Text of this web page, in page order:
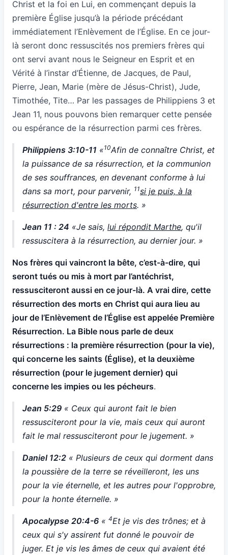
Christ et la foi en Lui, en commençant depuis la
première Église jusqu’à la période précédant
immédiatement l’Enlèvement de l’Église. En ce jour-
là seront donc ressuscités nos premiers frères qui
ont servi avant nous le Seigneur en Esprit et en
Vérité à l’instar d’Étienne, de Jacques, de Paul,
Pierre, Jean, Marie (mère de Jésus-Christ), Jude,
Timothée, Tite… Par les passages de Philippiens 3 et
Jean 11, nous pouvons bien remarquer cette pensée
ou espérance de la résurrection parmi ces frères.
Philippiens 3:10-11 «10Afin de connaître Christ, et
la puissance de sa résurrection, et la communion
de ses souffrances, en devenant conforme à lui
dans sa mort, pour parvenir, 11si je puis, à la
résurrection d'entre les morts. »
Jean 11 : 24 «Je sais, lui répondit Marthe, qu'il
ressuscitera à la résurrection, au dernier jour. »
Nos frères qui vaincront la bête, c’est-à-dire, qui
seront tués ou mis à mort par l’antéchrist,
ressusciteront aussi en ce jour-là. A vrai dire, cette
résurrection des morts en Christ qui aura lieu au
jour de l’Enlèvement de l’Église est appelée Première
Résurrection. La Bible nous parle de deux
résurrections : la première résurrection (pour la vie),
qui concerne les saints (Église), et la deuxième
résurrection (pour le jugement dernier) qui
concerne les impies ou les pécheurs.
Jean 5:29 « Ceux qui auront fait le bien
ressusciteront pour la vie, mais ceux qui auront
fait le mal ressusciteront pour le jugement. »
Daniel 12:2 « Plusieurs de ceux qui dorment dans
la poussière de la terre se réveilleront, les uns
pour la vie éternelle, et les autres pour l'opprobre,
pour la honte éternelle. »
Apocalypse 20:4-6 « 4Et je vis des trônes; et à
ceux qui s'y assirent fut donné le pouvoir de
juger. Et je vis les âmes de ceux qui avaient été